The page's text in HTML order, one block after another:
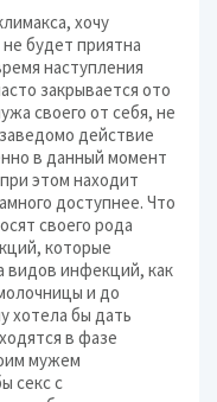
хочу
будет приятна
наступления
закрывается ото
своего от себя, не
действие
в данный момент
этом находит
доступнее. Что
своего рода
которые
видов инфекций, как
и до
хотела бы дать
в фазе
мужем
секс с